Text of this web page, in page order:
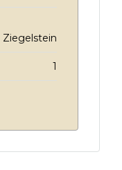
Ziegelstein
1